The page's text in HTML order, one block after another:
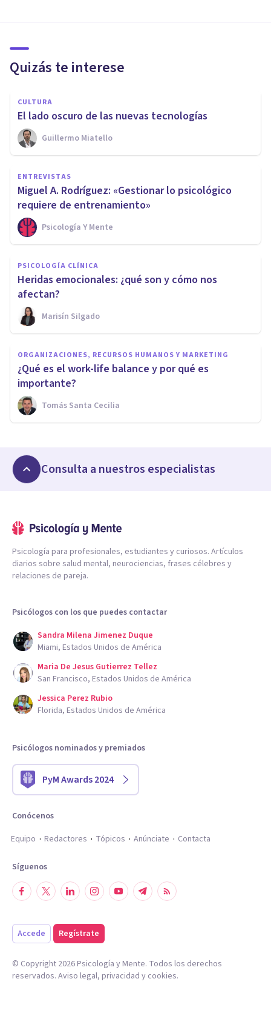
Quizás te interese
CULTURA
El lado oscuro de las nuevas tecnologías
Guillermo Miatello
ENTREVISTAS
Miguel A. Rodríguez: «Gestionar lo psicológico
requiere de entrenamiento»
Psicología Y Mente
PSICOLOGÍA CLÍNICA
Heridas emocionales: ¿qué son y cómo nos
afectan?
Marisín Silgado
ORGANIZACIONES, RECURSOS HUMANOS Y MARKETING
¿Qué es el work-life balance y por qué es
importante?
Tomás Santa Cecilia
Consulta a nuestros especialistas
Psicología para profesionales, estudiantes y curiosos. Artículos
diarios sobre salud mental, neurociencias, frases célebres y
relaciones de pareja.
Psicólogos con los que puedes contactar
Sandra Milena Jimenez Duque
Miami, Estados Unidos de América
Maria De Jesus Gutierrez Tellez
San Francisco, Estados Unidos de América
Jessica Perez Rubio
Florida, Estados Unidos de América
Psicólogos nominados y premiados
PyM Awards 2024
Conócenos
Equipo
Redactores Tópicos Anúnciate Contacta
Síguenos
Accede Regístrate
© Copyright 2026Psicología y Mente. Todos los derechos
reservados. Aviso legal, privacidad y cookies.